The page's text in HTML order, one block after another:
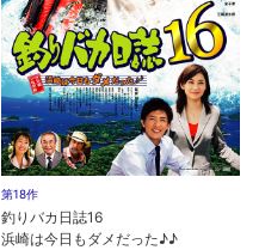
第18作
釣りバカ日誌16
浜崎は今日もダメだった♪♪